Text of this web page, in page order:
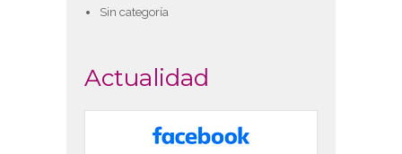
Sin categoría
Actualidad